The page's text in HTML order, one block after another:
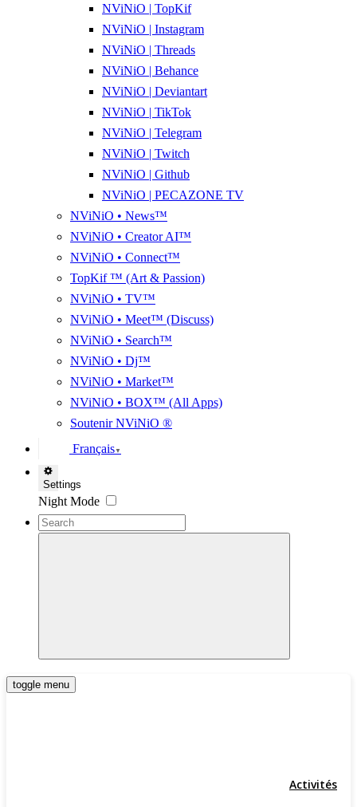
NViNiO | TopKif
NViNiO | Instagram
NViNiO | Threads
NViNiO | Behance
NViNiO | Deviantart
NViNiO | TikTok
NViNiO | Telegram
NViNiO | Twitch
NViNiO | Github
NViNiO | PECAZONE TV
NViNiO • News™
NViNiO • Creator AI™
NViNiO • Connect™
TopKif ™ (Art & Passion)
NViNiO • TV™
NViNiO • Meet™ (Discuss)
NViNiO • Search™
NViNiO • Dj™
NViNiO • Market™
NViNiO • BOX™ (All Apps)
Soutenir NViNiO ®
Français ▼
Settings
Night Mode
toggle menu
Activités